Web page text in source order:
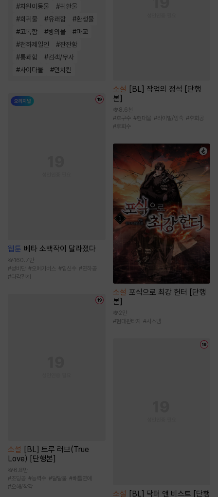
#차원이동물 #귀환물
#회귀물 #유쾌함 #환생물
#고독함 #빙의물 #마교
#천하제일인 #잔잔함
#통쾌함 #검객/무사
#사이다물 #먼치킨
웹툰 베타 소백작이 달라졌다
160.7만
#성비단 #오메가버스 #임신수 #연하공
#다각관계
소설 [BL] 트루 러브(True
Love) [단행본]
6.8만
#초딩공 #능력수 #달달물 #배틀연애
#오해/착각
소설
[BL] 작업의 정석 [단행
본]
8.6천
#호구수 #현대물 #라이벌/앙숙 #후회공
#후회수
소설 포식으로 최강 헌터 [단행
본]
2만
#현대판타지 #시스템
소설 [BL] 닥터 앤 비스트 [단행